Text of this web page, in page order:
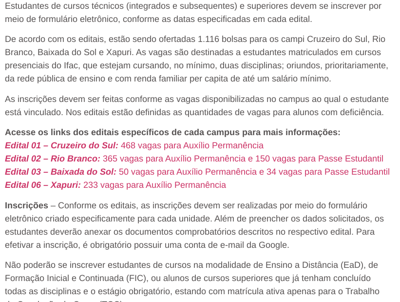
Estudantes de cursos técnicos (integrados e subsequentes) e superiores devem se inscrever por
meio de formulário eletrônico, conforme as datas especificadas em cada edital.
De acordo com os editais, estão sendo ofertadas 1.116 bolsas para os campi Cruzeiro do Sul, Rio
Branco, Baixada do Sol e Xapuri. As vagas são destinadas a estudantes matriculados em cursos
presenciais do Ifac, que estejam cursando, no mínimo, duas disciplinas; oriundos, prioritariamente,
da rede pública de ensino e com renda familiar per capita de até um salário mínimo.
As inscrições devem ser feitas conforme as vagas disponibilizadas no campus ao qual o estudante
está vinculado. Nos editais estão definidas as quantidades de vagas para alunos com deficiência.
Acesse os links dos editais específicos de cada campus para mais informações:
Edital 01 – Cruzeiro do Sul: 468 vagas para Auxílio Permanência
Edital 02 – Rio Branco: 365 vagas para Auxílio Permanência e 150 vagas para Passe Estudantil
Edital 03 – Baixada do Sol: 50 vagas para Auxílio Permanência e 34 vagas para Passe Estudantil
Edital 06 – Xapuri: 233 vagas para Auxílio Permanência
Inscrições – Conforme os editais, as inscrições devem ser realizadas por meio do formulário
eletrônico criado especificamente para cada unidade. Além de preencher os dados solicitados, os
estudantes deverão anexar os documentos comprobatórios descritos no respectivo edital. Para
efetivar a inscrição, é obrigatório possuir uma conta de e-mail da Google.
Não poderão se inscrever estudantes de cursos na modalidade de Ensino a Distância (EaD), de
Formação Inicial e Continuada (FIC), ou alunos de cursos superiores que já tenham concluído
todas as disciplinas e o estágio obrigatório, estando com matrícula ativa apenas para o Trabalho